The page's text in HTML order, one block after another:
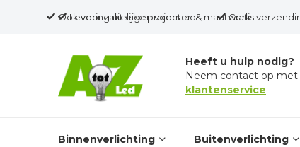
Binnenverlichting Buitenverlichting
Levering uit eigen voorraad Gratis
Ook voor zakelijke projecten & maatwerk
Heeft u hulp nodig?
Neem contact op met
klantenservice